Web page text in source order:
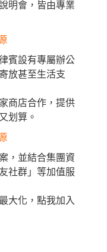
明會，皆由專業
賓設有專屬辦公
放甚至生活支
商店合作，提供
划算。
，並結合集團資
社群」等加值服
大化，點我加入